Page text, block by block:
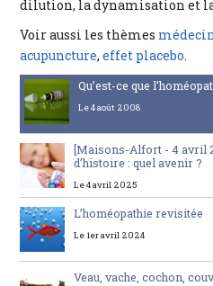
dilution, la dynamisation et
Voir aussi les thèmes
acupuncture,effet placebo.
Qu’est-ce que
Le 4 août 2008
[Maisons-Alfort - 4 avril
d’histoire : quel avenir ?
Le 4 avril 2025
L’homéopathie revisitée
Le 1er avril 2024
Veau, vache, cochon,